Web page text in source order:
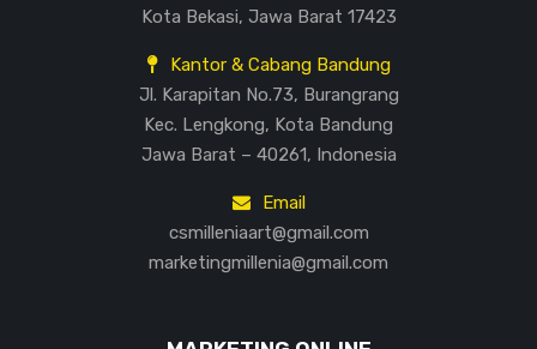
Kota Bekasi, Jawa Barat 17423
Kantor & Cabang Bandung
Jl. Karapitan No.73, Burangrang
Kec. Lengkong, Kota Bandung
Jawa Barat – 40261, Indonesia
Email
csmilleniaart@gmail.com
marketingmillenia@gmail.com